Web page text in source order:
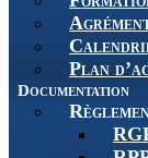
Plan
Documentation